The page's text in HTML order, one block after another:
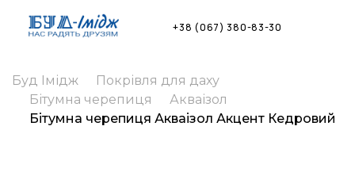
to
+38 (067) 380-83-30
Буд Імідж
Покрівля для даху
Бітумна черепиця
Акваізол
Бітумна черепиця Акваізол Акцент Кедровий